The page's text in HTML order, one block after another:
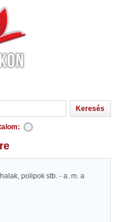
polipok stb. - a. m. a